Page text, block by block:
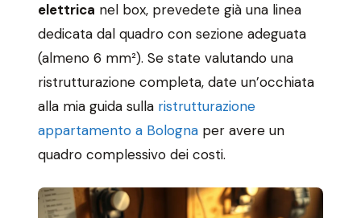
elettrica nel box, prevedete già una linea
dedicata dal quadro con sezione adeguata
(almeno 6 mm²). Se state valutando una
ristrutturazione completa, date un’occhiata
alla mia guida sulla ristrutturazione
appartamento a Bologna per avere un
quadro complessivo dei costi.